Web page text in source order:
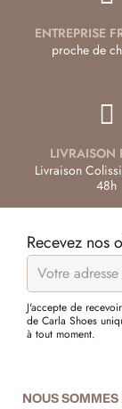
ENTREPRISE
proche de
LIVRAISON
Livraison
48h
Recevez nos
J'accepte de
de Carla Shoes
à tout moment.
NOUS